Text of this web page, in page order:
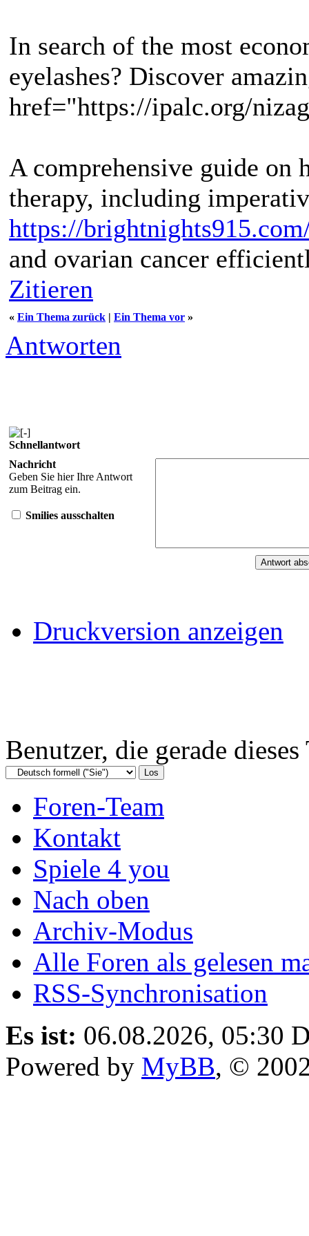
In search of the most
eyelashes? Discover
href="https://ipalc.org/
A comprehensive guide on
therapy, including
https://
and ovarian cancer
Zitieren
« Ein Thema zurück | Ein Thema vor »
Antworten
Schnellantwort
Nachricht
Geben Sie hier Ihre Antwort
zum Beitrag ein.
Smilies ausschalten
Druckversion anzeigen
Benutzer, die gerade
Foren-Team
Kontakt
Spiele 4 you
Nach oben
Archiv-Modus
Alle Foren als gelesen
RSS-Synchronisation
Es ist: 06.08.2026, 05:30
Powered by MyBB, ©